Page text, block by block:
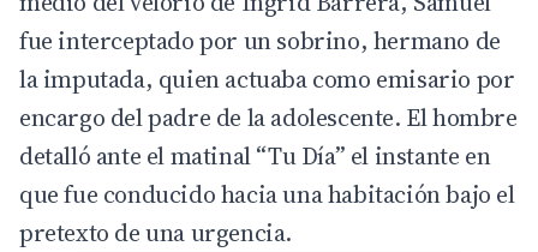
fue interceptado por un sobrino, hermano de
la imputada, quien actuaba como emisario por
encargo del padre de la adolescente. El hombre
detalló ante el matinal “Tu Día” el instante en
que fue conducido hacia una habitación bajo el
pretexto de una urgencia.